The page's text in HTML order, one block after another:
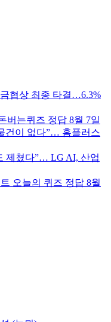
협상 최종 타결…6.3%
버는퀴즈 정답 8월 7일
건이 없다”… 홈플러스
제쳤다”… LG AI, 산업
오늘의 퀴즈 정답 8월